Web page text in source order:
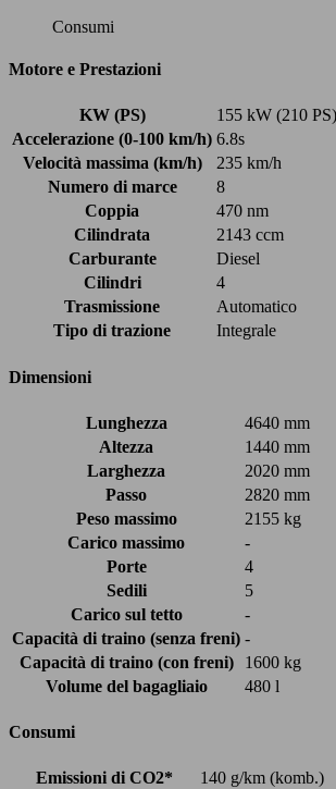
Consumi
Motore e Prestazioni
KW (PS)
155 kW (210 PS)
Accelerazione (0-100 km/h) 6.8s
Velocità massima (km/h)
235 km/h
Numero di marce
8
Coppia
470 nm
Cilindrata
2143 ccm
Carburante
Diesel
Cilindri
4
Trasmissione
Automatico
Tipo di trazione
Integrale
Dimensioni
Lunghezza
4640 mm
Altezza
1440 mm
Larghezza
2020 mm
Passo
2820 mm
Peso massimo
2155 kg
Carico massimo
-
Porte
4
Sedili
5
Carico sul tetto
-
Capacità di traino (senza freni) -
Capacità di traino (con freni)
1600 kg
Volume del bagagliaio
480 l
Consumi
Emissioni di CO2*
140 g/km (komb.)